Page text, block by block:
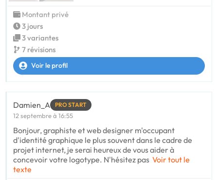
Montant privé
3 jours
3 variantes
7 révisions
Voir le profil
Damien_A PRO START
12 septembre à 16:55
Bonjour, graphiste et web designer m'occupant
d'identité graphique le plus souvent dans le cadre de
projet internet, je serai heureux de vous aider à
concevoir votre logotype. N'hésitez pas Voir tout le
texte